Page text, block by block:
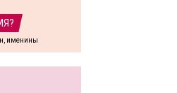
именины